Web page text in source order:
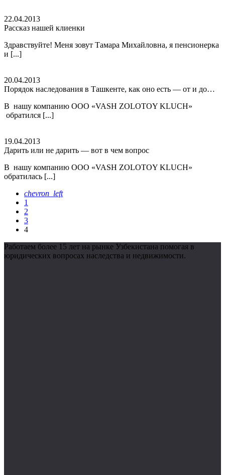
22.04.2013
Рассказ нашей клиенки
Здравствуйте! Меня зовут Тамара Михайловна, я пенсионерка
и [...]
20.04.2013
Порядок наследования в Ташкенте, как оно есть — от и до…
В нашу компанию ООО «VASH ZOLOTOY KLUCH»
обратился [...]
19.04.2013
Дарить или не дарить — вот в чем вопрос
В нашу компанию ООО «VASH ZOLOTOY KLUCH»
обратилась [...]
chevron_left
1
2
3
4
Работаем более 15 лет на рынке Узбекистана помогая в
юридических вопросах наследства и недвижимости.